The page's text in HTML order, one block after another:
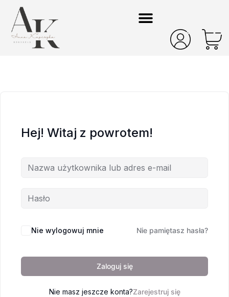
Hej! Witaj z powrotem!
Nie wylogowuj mnie Nie pamiętasz hasła?
Zaloguj się
Nie masz jeszcze konta?Zarejestruj się